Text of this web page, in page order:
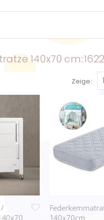
140x70
Zeige
140x70cm